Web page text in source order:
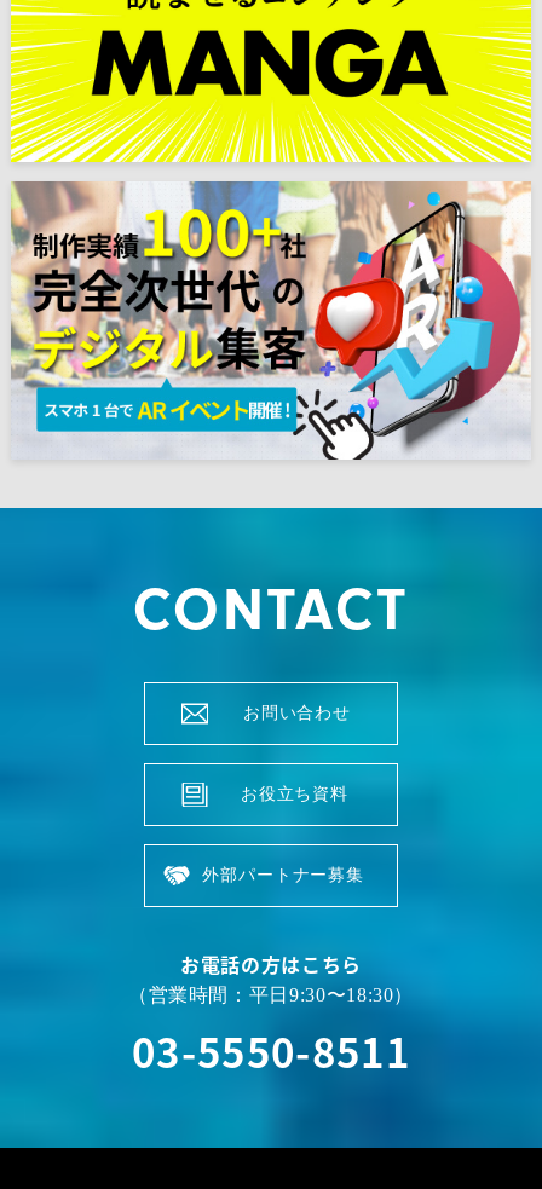
CONTACT
お問い合わせ
お役立ち資料
外部パートナー募集
お電話の方はこちら
（営業時間：平日9:30〜18:30）
03-5550-8511